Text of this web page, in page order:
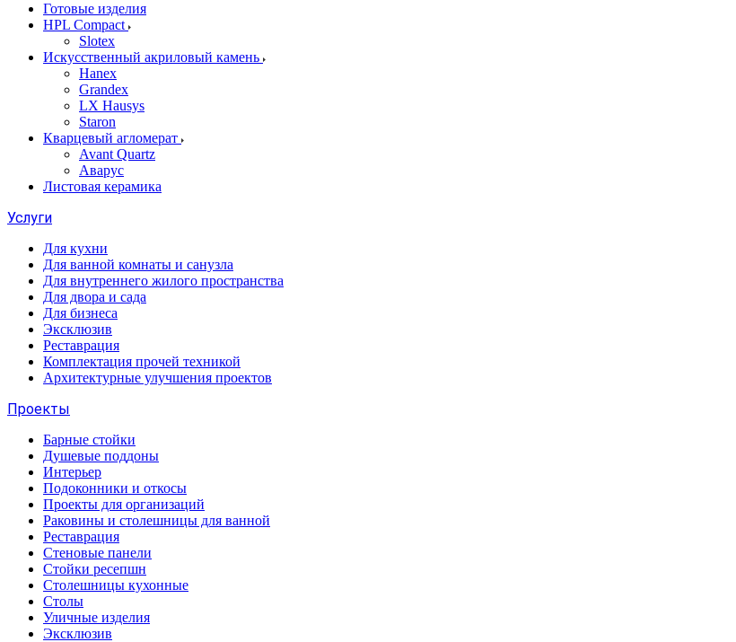
Готовые изделия
HPL Compact
Slotex
Искусственный акриловый камень
Hanex
Grandex
LX Hausys
Staron
Кварцевый агломерат
Avant Quartz
Аварус
Листовая керамика
Услуги
Для кухни
Для ванной комнаты и санузла
Для внутреннего жилого пространства
Для двора и сада
Для бизнеса
Эксклюзив
Реставрация
Комплектация прочей техникой
Архитектурные улучшения проектов
Проекты
Барные стойки
Душевые поддоны
Интерьер
Подоконники и откосы
Проекты для организаций
Раковины и столешницы для ванной
Реставрация
Стеновые панели
Стойки ресепшн
Столешницы кухонные
Столы
Уличные изделия
Эксклюзив